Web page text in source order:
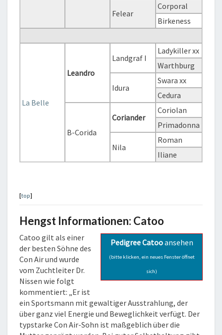
Felear
Corporal
Birkeness
La Belle
Leandro
Landgraf I
Ladykiller xx
Warthburg
Idura
Swara xx
Cedura
B-Corida
Coriander
Coriolan
Primadonna
Nila
Roman
Iliane
[top]
Hengst Informationen: Catoo
Pedigree Catooansehen
(bitte klicken, ein neues Fenster öffnet
sich)
Catoo gilt als einer
der besten Söhne des
Con Air und wurde
vom Zuchtleiter Dr.
Nissen wie folgt
kommentiert: „Er ist
ein Sportsmann mit gewaltiger Ausstrahlung, der
über ganz viel Energie und Beweglichkeit verfügt. Der
typstarke Con Air-Sohn ist maßgeblich über die